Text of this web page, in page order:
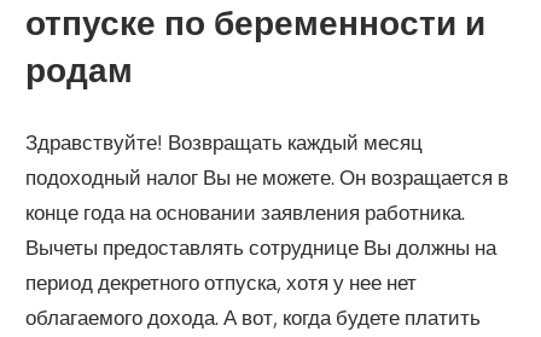
отпуске по беременности и
родам
Здравствуйте! Возвращать каждый месяц
подоходный налог Вы не можете. Он возращается в
конце года на основании заявления работника.
Вычеты предоставлять сотруднице Вы должны на
период декретного отпуска, хотя у нее нет
облагаемого дохода. А вот, когда будете платить